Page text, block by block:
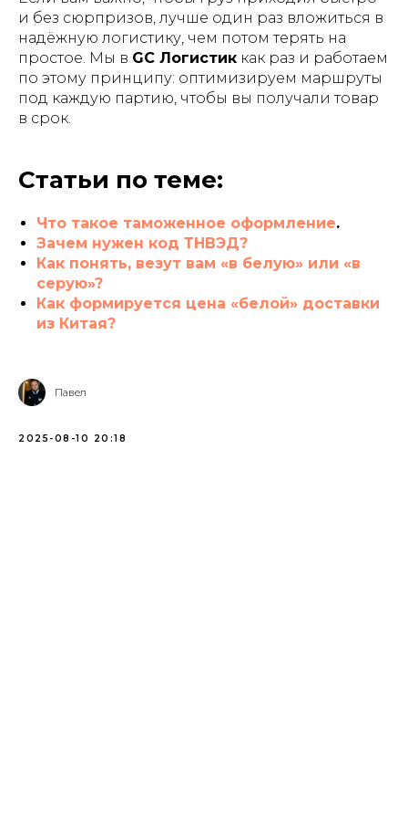
и без сюрпризов, лучше один раз вложиться в
надёжную логистику, чем потом терять на
простое. Мы в GC Логистик как раз и работаем
по этому принципу: оптимизируем маршруты
под каждую партию, чтобы вы получали товар
в срок.
Статьи по теме:
Что такое таможенное оформление.
Зачем нужен код ТНВЭД?
Как понять, везут вам «в белую» или «в
серую»?
Как формируется цена «белой» доставки
из Китая?
Павел
2025-08-10 20:18